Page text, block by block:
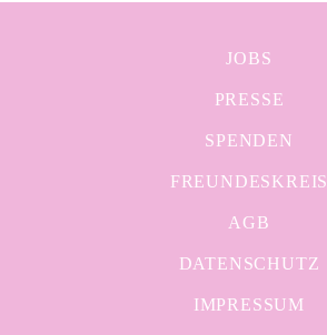
JOBS
PRESSE
SPENDEN
FREUNDESKREIS
AGB
DATENSCHUTZ
IMPRESSUM